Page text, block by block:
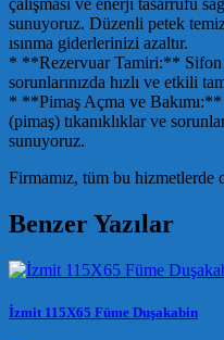
çalışması ve enerji tasarrufu
sunuyoruz. Düzenli petek
ısınma giderlerinizi azaltır.
* **Rezervuar Tamiri:** Sifon
sorunlarınızda hızlı ve etkili
* **Pimaş Açma ve
(pimaş) tıkanıklıklar ve
sunuyoruz.
Firmamız, tüm bu hizmetlerde
Benzer Yazılar
İzmit 115X65 Füme Duşakabin